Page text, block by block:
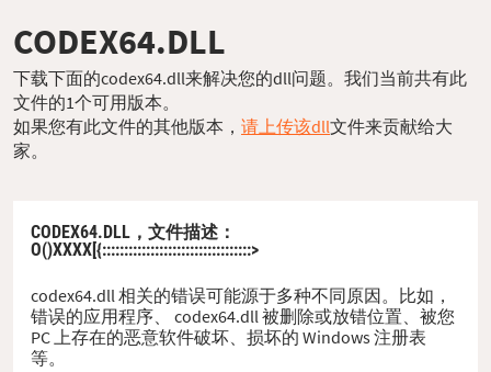
CODEX64.DLL
下载下面的codex64.dll来解决您的dll问题。我们当前共有此
文件的1个可用版本。
如果您有此文件的其他版本， 请上传该dll文件来贡献给大
家。
CODEX64.DLL， 文件描述 ：
O()XXXX[{::::::::::::::::::::::::::::::::::>
codex64.dll 相关的错误可能源于多种不同原因。比如，
错误的应用程序、 codex64.dll 被删除或放错位置、被您
PC 上存在的恶意软件破坏、损坏的 Windows 注册表
等。